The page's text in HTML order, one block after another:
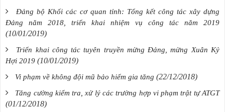
Đảng bộ Khối các cơ quan tỉnh: Tổng kết công tác xây dựng
Đảng năm 2018, triển khai nhiệm vụ công tác năm 2019
(10/01/2019)
Triển khai công tác tuyên truyền mừng Đảng, mừng Xuân Kỷ
Hợi 2019 (10/01/2019)
Vi phạm về không đội mũ bảo hiểm gia tăng (22/12/2018)
Tăng cường kiểm tra, xử lý các trường hợp vi phạm trật tự ATGT
(01/12/2018)